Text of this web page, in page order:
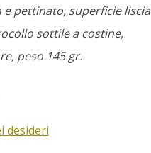
pettinato, superficie liscia
sottile a costine,
peso 145 gr.
desideri